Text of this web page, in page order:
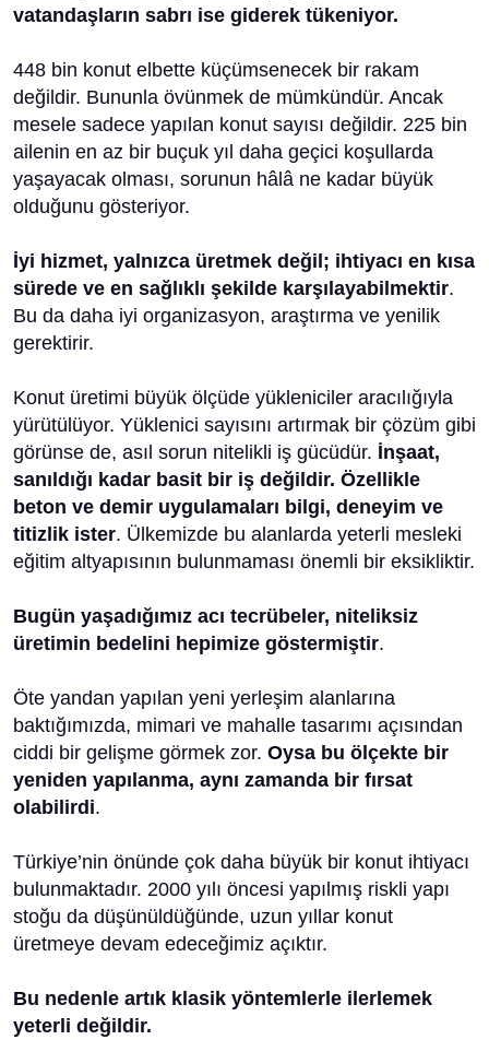
vatandaşların sabrı ise giderek tükeniyor.
448 bin konut elbette küçümsenecek bir rakam
değildir. Bununla övünmek de mümkündür. Ancak
mesele sadece yapılan konut sayısı değildir. 225 bin
ailenin en az bir buçuk yıl daha geçici koşullarda
yaşayacak olması, sorunun hâlâ ne kadar büyük
olduğunu gösteriyor.
İyi hizmet, yalnızca üretmek değil; ihtiyacı en kısa
sürede ve en sağlıklı şekilde karşılayabilmektir.
Bu da daha iyi organizasyon, araştırma ve yenilik
gerektirir.
Konut üretimi büyük ölçüde yükleniciler aracılığıyla
yürütülüyor. Yüklenici sayısını artırmak bir çözüm gibi
görünse de, asıl sorun nitelikli iş gücüdür. İnşaat,
sanıldığı kadar basit bir iş değildir. Özellikle
beton ve demir uygulamaları bilgi, deneyim ve
titizlik ister. Ülkemizde bu alanlarda yeterli mesleki
eğitim altyapısının bulunmaması önemli bir eksikliktir.
Bugün yaşadığımız acı tecrübeler, niteliksiz
üretimin bedelini hepimize göstermiştir.
Öte yandan yapılan yeni yerleşim alanlarına
baktığımızda, mimari ve mahalle tasarımı açısından
ciddi bir gelişme görmek zor. Oysa bu ölçekte bir
yeniden yapılanma, aynı zamanda bir fırsat
olabilirdi.
Türkiye’nin önünde çok daha büyük bir konut ihtiyacı
bulunmaktadır. 2000 yılı öncesi yapılmış riskli yapı
stoğu da düşünüldüğünde, uzun yıllar konut
üretmeye devam edeceğimiz açıktır.
Bu nedenle artık klasik yöntemlerle ilerlemek
yeterli değildir.